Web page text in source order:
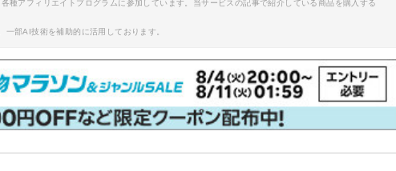
種アフィリエイトプログラムに参加しています。当サービスの記事で紹介している商品を購入する
部AI技術を補助的に活用しております。